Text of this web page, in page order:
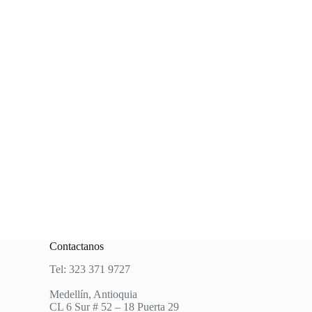
Contactanos
Tel: 323 371 9727
Medellín, Antioquia
CL 6 Sur # 52 – 18 Puerta 29